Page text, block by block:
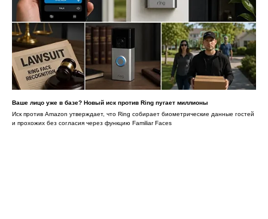
Ваше лицо уже в базе? Новый иск против Ring пугает миллионы
Иск против Amazon утверждает, что Ring собирает биометрические данные гостей
и прохожих без согласия через функцию Familiar Faces